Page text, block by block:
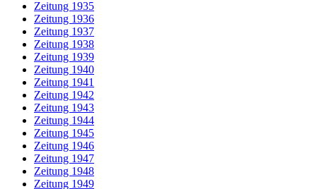
Zeitung 1935
Zeitung 1936
Zeitung 1937
Zeitung 1938
Zeitung 1939
Zeitung 1940
Zeitung 1941
Zeitung 1942
Zeitung 1943
Zeitung 1944
Zeitung 1945
Zeitung 1946
Zeitung 1947
Zeitung 1948
Zeitung 1949